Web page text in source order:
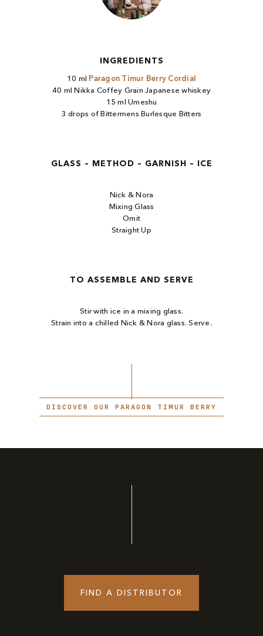
INGREDIENTS
10 ml Paragon Timur Berry Cordial​
40 ml Nikka Coffey Grain Japanese whiskey​
15 ml Umeshu​
3 drops of Bittermens Burlesque Bitters
GLASS – METHOD – GARNISH – ICE
Nick & Nora
Mixing Glass
Omit
Straight Up
TO ASSEMBLE AND SERVE
Stir with ice in a mixing glass.
Strain into a chilled Nick & Nora glass. Serve.
DISCOVER OUR PARAGON TIMUR BERRY
FIND A DISTRIBUTOR